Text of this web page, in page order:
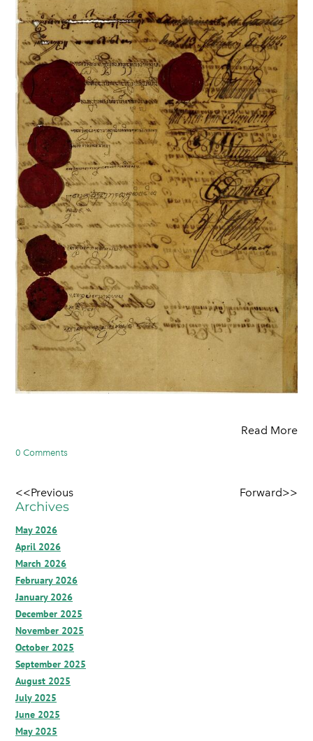
Read More
0 Comments
<<Previous Forward>>
Archives
May 2026
April 2026
March 2026
February 2026
January 2026
December 2025
November 2025
October 2025
September 2025
August 2025
July 2025
June 2025
May 2025